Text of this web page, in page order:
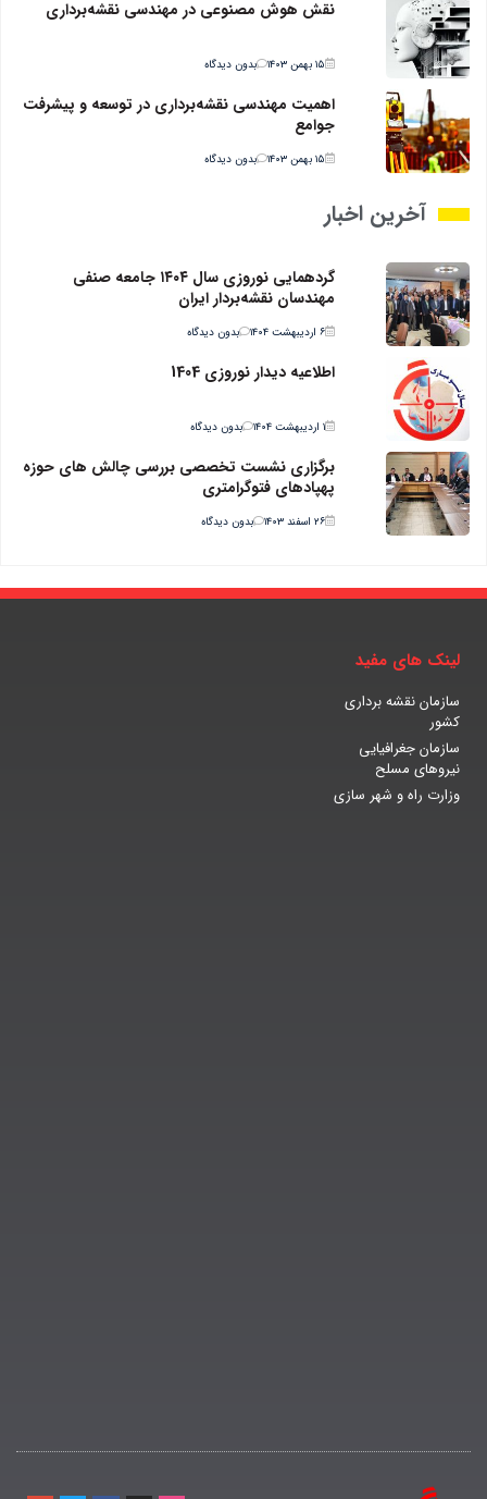
نقش هوش مصنوعی در مهندسی نقشه‌برداری
۱۵ بهمن ۱۴۰۳ بدون دیدگاه
اهمیت مهندسی نقشه‌برداری در توسعه و پیشرفت
جوامع
۱۵ بهمن ۱۴۰۳ بدون دیدگاه
آخرین اخبار
گردهمایی نوروزی سال ۱۴۰۴ جامعه صنفی
مهندسان نقشه‌بردار ایران
۶ اردیبهشت ۱۴۰۴ بدون دیدگاه
اطلاعیه دیدار نوروزی 1404
۱ اردیبهشت ۱۴۰۴ بدون دیدگاه
برگزاری نشست تخصصی بررسی چالش های حوزه
پهپادهای فتوگرامتری
۲۶ اسفند ۱۴۰۳ بدون دیدگاه
لینک های مفید
سازمان نقشه برداری
کشور
سازمان جغرافیایی
نیروهای مسلح
وزارت راه و شهر سازی